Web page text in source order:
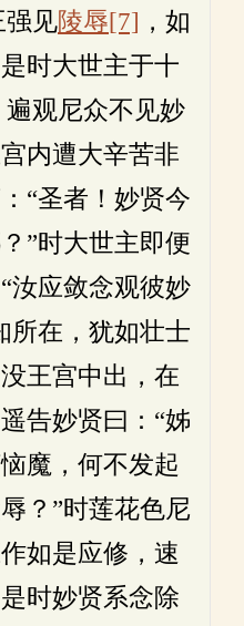
强见陵辱[7] ，如
时大世主于十
遍观尼众不见妙
内遭大辛苦非
“圣者！妙贤今
”时大世主即便
汝应敛念观彼妙
所在，犹如壮士
王宫中出，在
告妙贤曰：“姊
魔，何不发起
？”时莲花色尼
如是应修，速
时妙贤系念除